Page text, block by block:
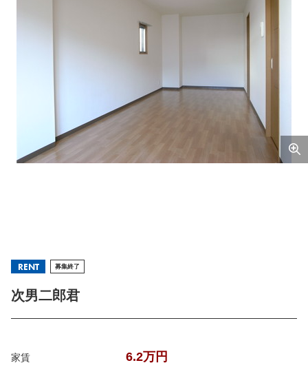
RENT 募集終了
次男二郎君
家賃 6.2万円